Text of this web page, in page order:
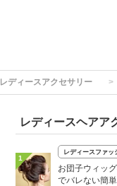
レディースアクセサリー
レディースヘアア
1
レディースファッ
お団子ウィッ
でバレない簡